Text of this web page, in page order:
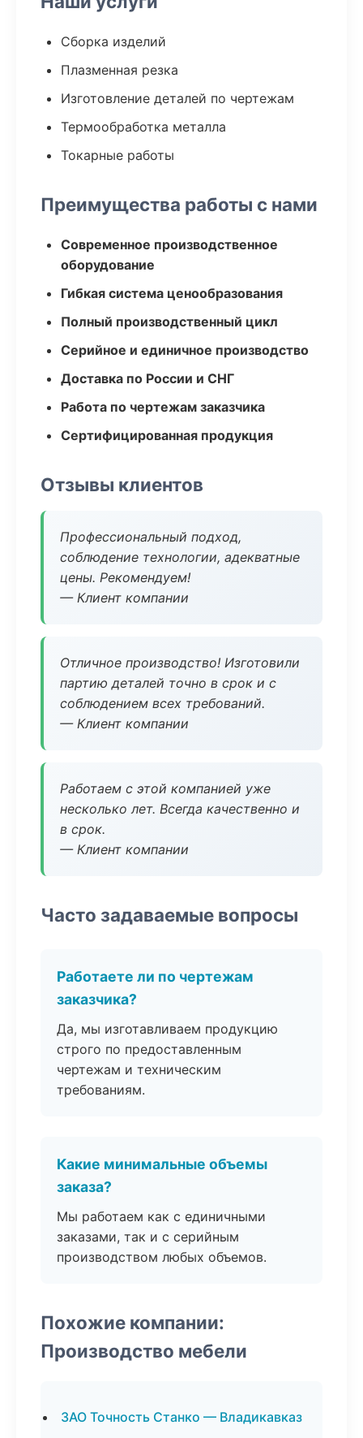
Сборка изделий
Плазменная резка
Изготовление деталей по чертежам
Термообработка металла
Токарные работы
Преимущества работы с нами
Современное производственное
оборудование
Гибкая система ценообразования
Полный производственный цикл
Серийное и единичное производство
Доставка по России и СНГ
Работа по чертежам заказчика
Сертифицированная продукция
Отзывы клиентов
Профессиональный подход,
соблюдение технологии, адекватные
цены. Рекомендуем!
— Клиент компании
Отличное производство! Изготовили
партию деталей точно в срок и с
соблюдением всех требований.
— Клиент компании
Работаем с этой компанией уже
несколько лет. Всегда качественно и
в срок.
— Клиент компании
Часто задаваемые вопросы
Работаете ли по чертежам
заказчика?
Да, мы изготавливаем продукцию
строго по предоставленным
чертежам и техническим
требованиям.
Какие минимальные объемы
заказа?
Мы работаем как с единичными
заказами, так и с серийным
производством любых объемов.
Похожие компании:
Производство мебели
ЗАО Точность Станко — Владикавказ